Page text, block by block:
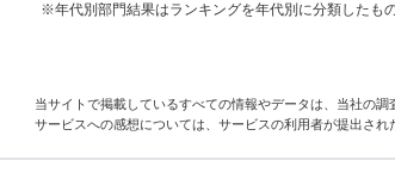
※年代別部門結果はランキングを年代別に分類したもの
当サイトで掲載しているすべての情報やデータは、当社の調
サービスへの感想については、サービスの利用者が提出さ